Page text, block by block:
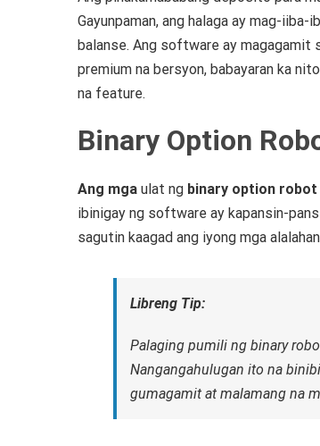
Gayunpaman, ang halaga ay mag-iiba-
balanse. Ang software ay magagamit
premium na bersyon, babayaran ka
na feature.
Binary Option
Ang mga ulat ng binary option robot
ibinigay ng software ay kapansin-
sagutin kaagad ang iyong mga
Libreng Tip:
Palaging pumili ng binary
Nangangahulugan ito na
gumagamit at malamang na